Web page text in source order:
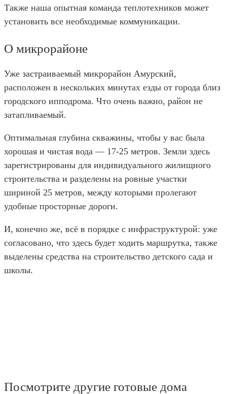
Также наша опытная команда теплотехников может
установить все необходимые коммуникации.
О микрорайоне
Уже застраиваемый микрорайон Амурский,
расположен в нескольких минутах езды от города близ
городского ипподрома. Что очень важно, район не
затапливаемый.
Оптимальная глубина скважины, чтобы у вас была
хорошая и чистая вода — 17-25 метров. Земли здесь
зарегистрированы для индивидуального жилищного
строительства и разделены на ровные участки
шириной 25 метров, между которыми пролегают
удобные просторные дороги.
И, конечно же, всё в порядке с инфраструктурой: уже
согласовано, что здесь будет ходить маршрутка, также
выделены средства на строительство детского сада и
школы.
Посмотрите другие готовые дома